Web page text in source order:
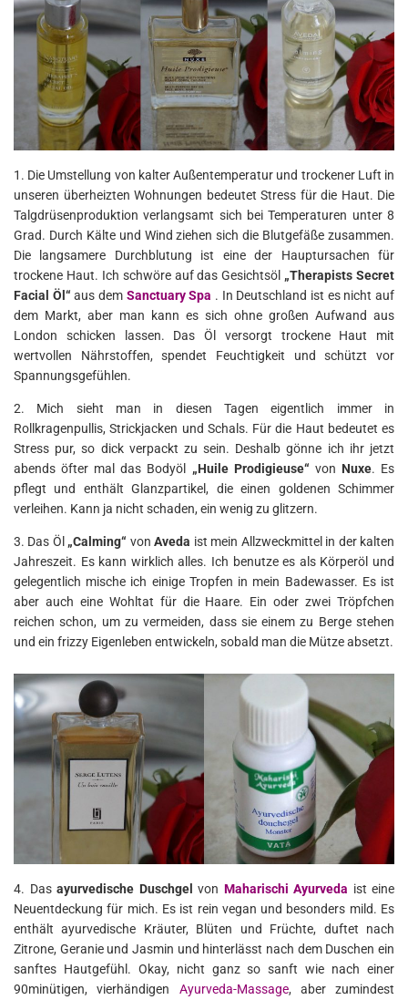
1. Die Umstellung von kalter Außentemperatur und trockener Luft in
unseren überheizten Wohnungen bedeutet Stress für die Haut. Die
Talgdrüsenproduktion verlangsamt sich bei Temperaturen unter 8
Grad. Durch Kälte und Wind ziehen sich die Blutgefäße zusammen.
Die langsamere Durchblutung ist eine der Hauptursachen für
trockene Haut. Ich schwöre auf das Gesichtsöl „Therapists Secret
Facial Öl“ aus dem Sanctuary Spa . In Deutschland ist es nicht auf
dem Markt, aber man kann es sich ohne großen Aufwand aus
London schicken lassen. Das Öl versorgt trockene Haut mit
wertvollen Nährstoffen, spendet Feuchtigkeit und schützt vor
Spannungsgefühlen.
2. Mich sieht man in diesen Tagen eigentlich immer in
Rollkragenpullis, Strickjacken und Schals. Für die Haut bedeutet es
Stress pur, so dick verpackt zu sein. Deshalb gönne ich ihr jetzt
abends öfter mal das Bodyöl „Huile Prodigieuse“ von Nuxe. Es
pflegt und enthält Glanzpartikel, die einen goldenen Schimmer
verleihen. Kann ja nicht schaden, ein wenig zu glitzern.
3. Das Öl „Calming“ vonAveda ist mein Allzweckmittel in der kalten
Jahreszeit. Es kann wirklich alles. Ich benutze es als Körperöl und
gelegentlich mische ich einige Tropfen in mein Badewasser. Es ist
aber auch eine Wohltat für die Haare. Ein oder zwei Tröpfchen
reichen schon, um zu vermeiden, dass sie einem zu Berge stehen
und ein frizzy Eigenleben entwickeln, sobald man die Mütze absetzt.
4. Das ayurvedische Duschgel von Maharischi Ayurveda ist eine
Neuentdeckung für mich. Es ist rein vegan und besonders mild. Es
enthält ayurvedische Kräuter, Blüten und Früchte, duftet nach
Zitrone, Geranie und Jasmin und hinterlässt nach dem Duschen ein
sanftes Hautgefühl. Okay, nicht ganz so sanft wie nach einer
90minütigen, vierhändigen Ayurveda-Massage, aber zumindest